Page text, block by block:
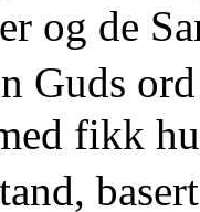
og de
Guds
fikk